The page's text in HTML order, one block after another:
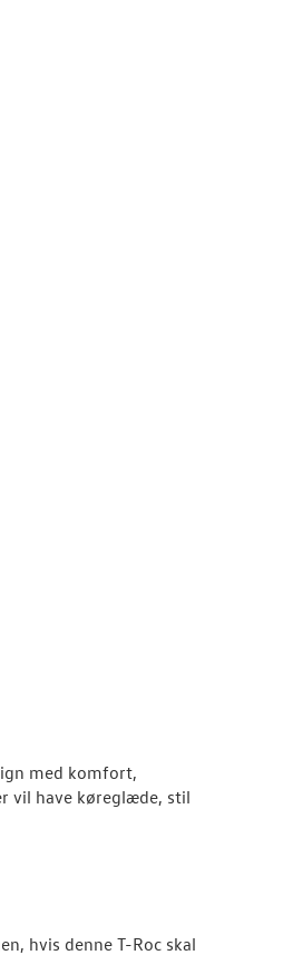
med komfort,
vil have køreglæde, stil
hvis denne T-Roc skal